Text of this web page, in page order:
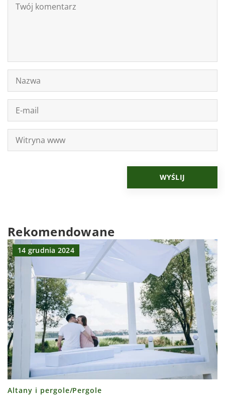
Rekomendowane
14 grudnia 2024
Altany i pergole/Pergole